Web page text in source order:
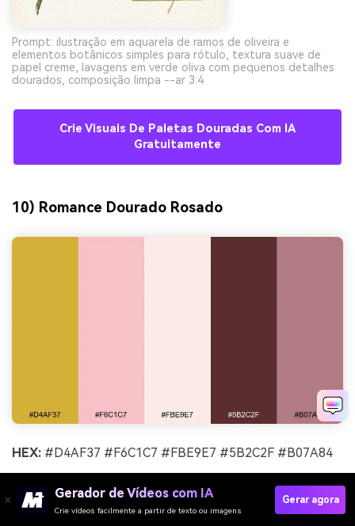
Prompt: ilustração em aquarela de ramos de oliveira e
elementos botânicos simples para rótulo, textura suave de
papel creme, lavagens em verde oliva com pequenos detalhes
dourados, composição limpa --ar 3:4
Crie Visuais De Paletas Douradas Com IA
Gratuitamente
10) Romance Dourado Rosado
HEX: #D4AF37 #F6C1C7 #FBE9E7 #5B2C2F #B07A84
Melhor para:lançamentos de beleza, eventos de
Gerador de Vídeos com IA
Crie vídeos facilmente a partir de texto ou imagens
Gerar agora